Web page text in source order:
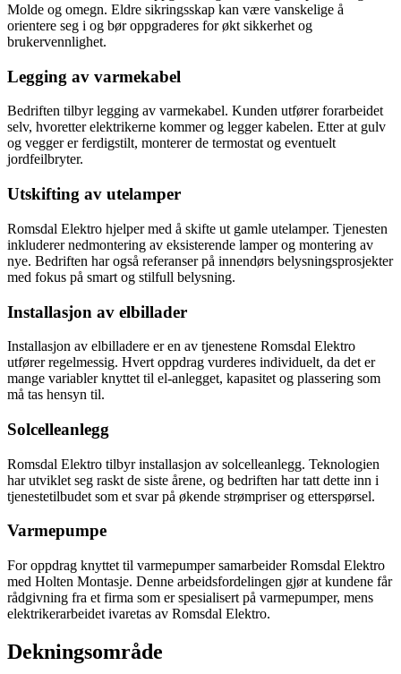
Molde og omegn. Eldre sikringsskap kan være vanskelige å
orientere seg i og bør oppgraderes for økt sikkerhet og
brukervennlighet.
Legging av varmekabel
Bedriften tilbyr legging av varmekabel. Kunden utfører forarbeidet
selv, hvoretter elektrikerne kommer og legger kabelen. Etter at gulv
og vegger er ferdigstilt, monterer de termostat og eventuelt
jordfeilbryter.
Utskifting av utelamper
Romsdal Elektro hjelper med å skifte ut gamle utelamper. Tjenesten
inkluderer nedmontering av eksisterende lamper og montering av
nye. Bedriften har også referanser på innendørs belysningsprosjekter
med fokus på smart og stilfull belysning.
Installasjon av elbillader
Installasjon av elbilladere er en av tjenestene Romsdal Elektro
utfører regelmessig. Hvert oppdrag vurderes individuelt, da det er
mange variabler knyttet til el-anlegget, kapasitet og plassering som
må tas hensyn til.
Solcelleanlegg
Romsdal Elektro tilbyr installasjon av solcelleanlegg. Teknologien
har utviklet seg raskt de siste årene, og bedriften har tatt dette inn i
tjenestetilbudet som et svar på økende strømpriser og etterspørsel.
Varmepumpe
For oppdrag knyttet til varmepumper samarbeider Romsdal Elektro
med Holten Montasje. Denne arbeidsfordelingen gjør at kundene får
rådgivning fra et firma som er spesialisert på varmepumper, mens
elektrikerarbeidet ivaretas av Romsdal Elektro.
Dekningsområde